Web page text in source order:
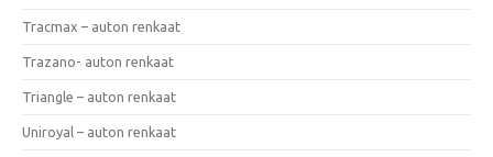
Tracmax – auton renkaat
Trazano- auton renkaat
Triangle – auton renkaat
Uniroyal – auton renkaat